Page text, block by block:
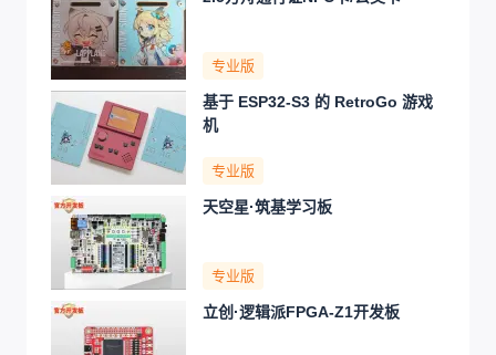
专业版
基于 ESP32-S3 的 RetroGo 游戏
机
专业版
天空星·筑基学习板
专业版
立创·逻辑派FPGA-Z1开发板